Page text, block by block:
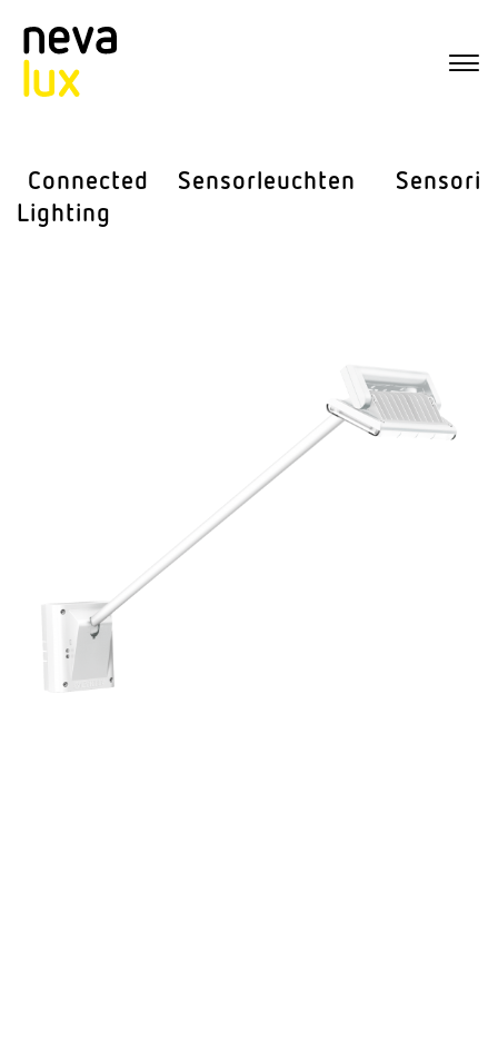
Connected
Lighting
Sensor­leuchten Sensorik